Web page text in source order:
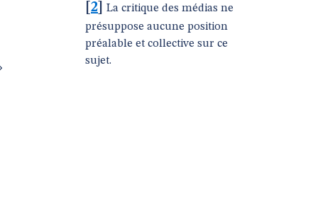
2
La critique des médias ne
présuppose aucune position
préalable et collective sur ce
sujet.